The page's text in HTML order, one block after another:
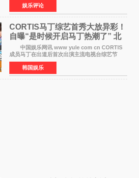
于佩尔（Isabelle Huppert）主演，全程使用大
疆首款双主摄口
娱乐评论
CORTIS马丁综艺首秀大放异彩！
自曝“是时候开启马丁热潮了” 北
美巡演火热进行中
中国娱乐网讯 www yule com cn CORTIS
成员马丁在出道后首次出演主流电视台综艺节
目，展现了多才多艺的魅力。 马丁出演了5日
播出的MBC《Radio Star》Fashion与Passion
之间，I&lsquo;m
韩国娱乐